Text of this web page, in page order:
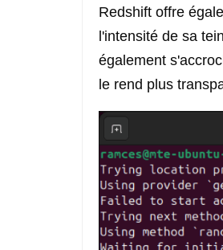
Redshift offre
l'intensité de sa
également
le rend plus